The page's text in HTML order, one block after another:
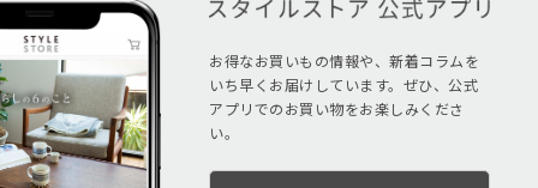
お得なお買いもの情報や、新着コラムを
いち早くお届けしています。ぜひ、公式
アプリでのお買い物をお楽しみくださ
い。